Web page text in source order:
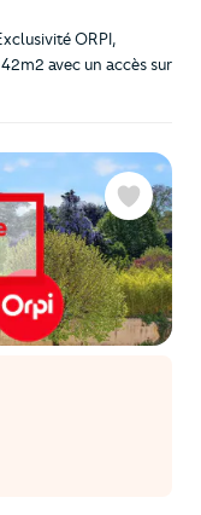
ORPI,
avec un accès sur
Favoris